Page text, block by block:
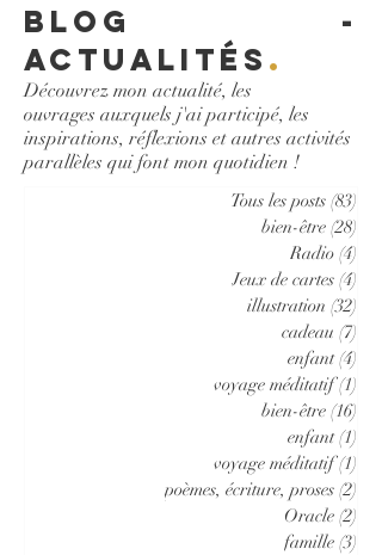
Blog -
Actualités .
Découvrez mon actualité, les
ouvrages auxquels j'ai participé, les
inspirations, réflexions et autres activités
parallèles qui font mon quotidien !
Tous les posts (83)
bien-être (28)
Radio (4)
Jeux de cartes (4)
illustration (32)
cadeau (7)
enfant (4)
voyage méditatif (1)
bien-être (16)
enfant (1)
voyage méditatif (1)
poèmes, écriture, proses (2)
Oracle (2)
famille (3)